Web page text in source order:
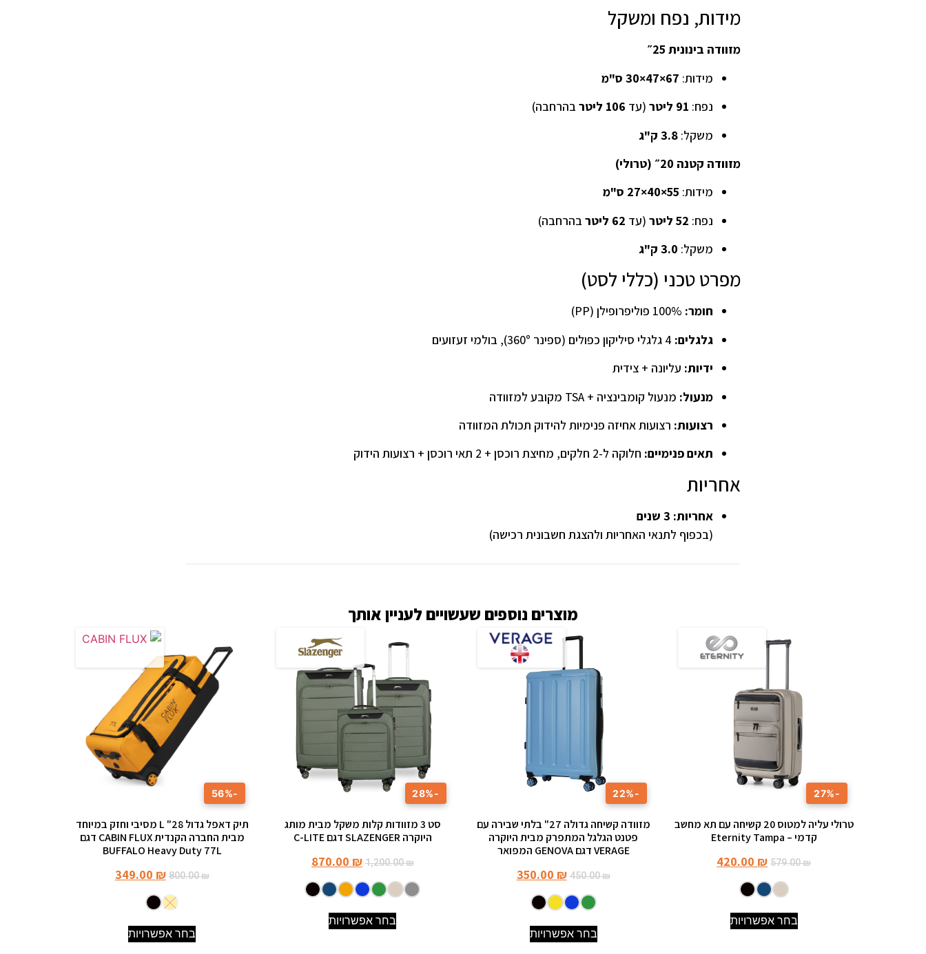
מידות, נפח ומשקל
מזוודה בינונית 25״
מידות: 67×47×30 ס"מ
נפח: 91 ליטר (עד 106 ליטר
בהרחבה)
משקל:3.8 ק"ג
מזוודה קטנה 20״ (טרולי)
מידות: 55×40×27 ס"מ
נפח: 52 ליטר (עד 62 ליטר
בהרחבה)
משקל: 3.0 ק"ג
מפרט טכני (כללי לסט)
חומר:
גלגלים: 4 גלגלי סיליקון כפולים (ספינר 360°), בולמי זעזועים
ידיות: עליונה + צידית
מנעול: מנעול קומבינציה + TSA מקובע למזוודה
רצועות: רצועות אחיזה פנימיות להידוק תכולת המזוודה
תאים פנימיים: חלוקה ל-2 חלקים, מחיצת רוכסן + 2 תאי רוכסן + רצועות הידוק
אחריות
אחריות: 3 שנים
(בכפוף לתנאי האחריות ולהצגת חשבונית רכישה)
מוצרים נוספים שעשויים לעניין אותך
-27%
טרולי עליה למטוס ‎20 קשיחה עם תא מחשב
קדמי – Eternity Tampa
579.00₪
420.00 ₪
בחר אפשרויות
-22%
מזוודה קשיחה גדולה 27" בלתי שבירה עם
פטנט הגלגל המתפרק מבית היוקרה
VERAGE דגם GENOVA המפואר
450.00₪
350.00 ₪
בחר אפשרויות
-28%
סט 3 מזוודות קלות משקל מבית מותג
היוקרה SLAZENGER דגם C-LITE
1,200.00₪
870.00 ₪
בחר אפשרויות
-56%
תיק דאפל גדול 28" L מסיבי וחזק במיוחד
מבית החברה הקנדית CABIN FLUX דגם
BUFFALO Heavy Duty 77L
800.00₪
349.00 ₪
בחר אפשרויות